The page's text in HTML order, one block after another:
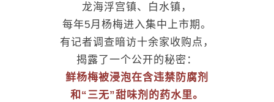
龙海浮宫镇、
白水镇，
每年5月 杨梅进入集中上市期。
有记者调查暗访十余家收购点，
揭露了一个公开的秘密：
鲜杨梅被浸泡在含违禁防腐剂
和“三无”甜味剂的药水里。